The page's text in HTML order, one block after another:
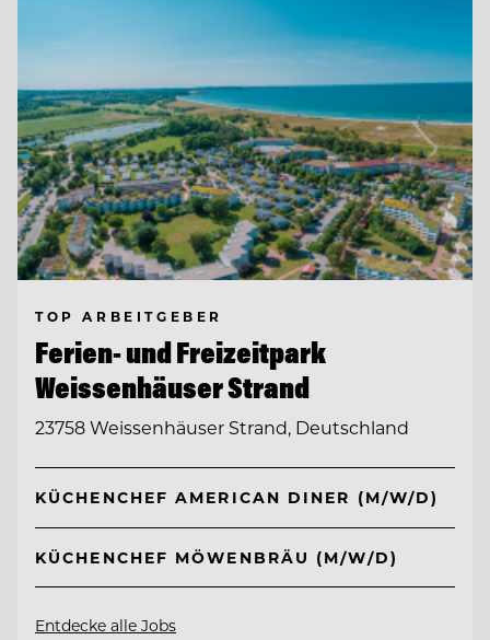
TOP ARBEITGEBER
Ferien- und Freizeitpark
Weissenhäuser Strand
23758 Weissenhäuser Strand, Deutschland
KÜCHENCHEF AMERICAN DINER (M/W/D)
KÜCHENCHEF MÖWENBRÄU (M/W/D)
Entdecke alle Jobs